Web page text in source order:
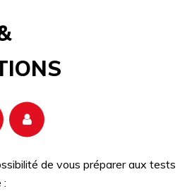
de vous préparer aux tests
: